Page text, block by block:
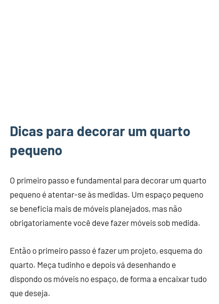
Dicas para decorar um quarto
pequeno
O primeiro passo e fundamental para decorar um quarto
pequeno é atentar-se às medidas. Um espaço pequeno
se beneficia mais de móveis planejados, mas não
obrigatoriamente você deve fazer móveis sob medida.
Então o primeiro passo é fazer um projeto, esquema do
quarto. Meça tudinho e depois vá desenhando e
dispondo os móveis no espaço, de forma a encaixar tudo
que deseja.